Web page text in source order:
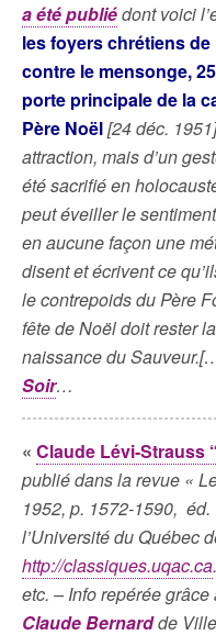
a été publiédont voici
les foyers chrétiens
contre le mensonge,
porte principale de la
Père Noël[24 déc.
attraction, mais d’un
été sacrifié en
peut éveiller le
en aucune façon une
disent et écrivent ce
le contrepoids du Père
fête de Noël doit rester
naissance du
Soir…
« Claude Lévi-Strauss
publié dans la revue «
1952, p. 1572-1590,
l’Université du Québec
http://classiques.uqac.ca
etc. –Info repérée grâce
Claude Bernardde